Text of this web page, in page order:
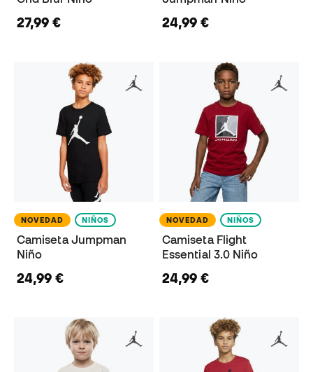
27,99 € 24,99 €
NOVEDAD NIÑOS
Camiseta Jumpman
Niño
24,99 €
NOVEDAD NIÑOS
Camiseta Flight
Essential 3.0 Niño
24,99 €